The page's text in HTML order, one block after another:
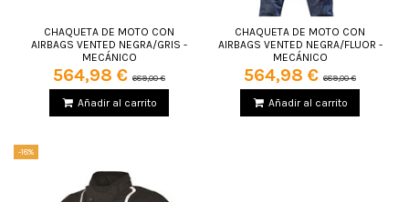
CHAQUETA DE MOTO CON
AIRBAGS VENTED NEGRA/GRIS -
MECÁNICO
564,98 € 689,00 €
Añadir al carrito
CHAQUETA DE MOTO CON
AIRBAGS VENTED NEGRA/FLUOR -
MECÁNICO
564,98 € 689,00 €
Añadir al carrito
-18%